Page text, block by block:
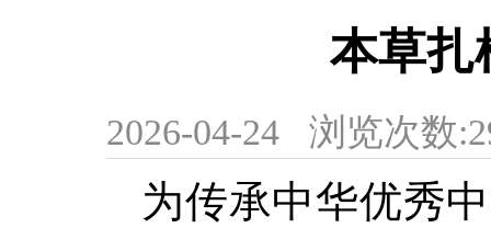
本草扎
2026-04-24 浏览次数:
为传承中华优秀